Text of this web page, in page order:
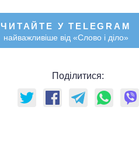
ЧИТАЙТЕ У TELEGRAM
найважливіше від «Слово і діло»
Поділитися: